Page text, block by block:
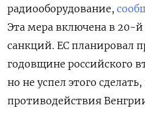
радиооборудование,
Эта мера включена в 20-
санкций. ЕС планировал
годовщине российского
но не успел этого
противодействия